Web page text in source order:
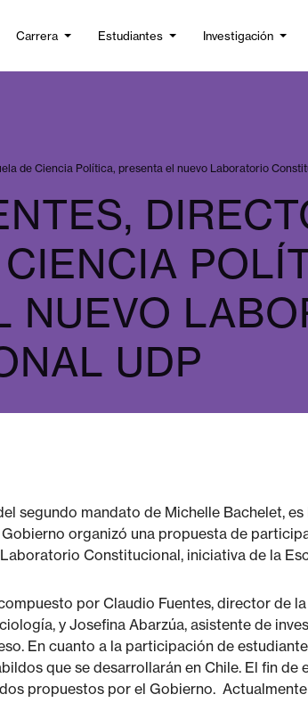
Carrera Estudiantes Investigación
de Ciencia Política, presenta el nuevo Laboratorio
NUEVO
UDP
segundo mandato de Michelle Bachelet,
organizó una propuesta de
Constitucional, iniciativa de la
por Claudio Fuentes, director de
y Josefina Abarzúa, asistente de
En cuanto a la participación de
que se desarrollarán en Chile. El fin de
propuestos por el Gobierno.